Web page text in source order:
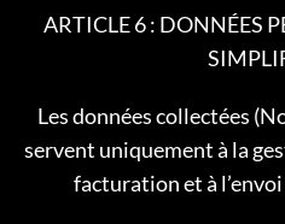
ARTICLE 6 : DONNÉES
Les données collectées
servent uniquement à la
facturation et à